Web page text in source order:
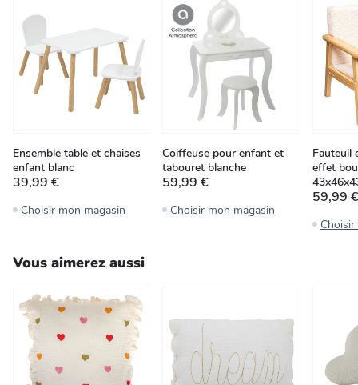
Ensemble table et chaises
enfant blanc
39,99 €
Choisir mon magasin
Coiffeuse pour enfant et
tabouret blanche
59,99 €
Choisir mon magasin
Fauteuil
effet
59,99 €
Vous aimerez aussi